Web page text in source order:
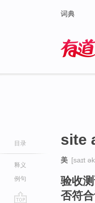
词典
目录
释义
例句
site
美 [saɪt
验收
否符